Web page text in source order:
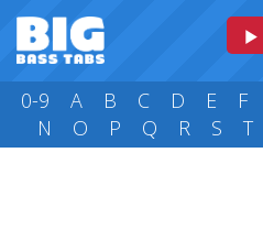
0-9 A B C D E F
N
O P Q R S T